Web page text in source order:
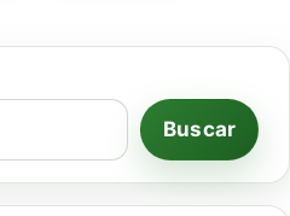
Buscar